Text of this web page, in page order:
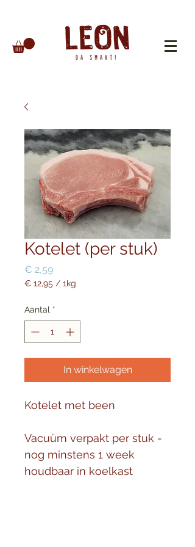
Kotelet (per stuk)
€ 2,59Prijs
€ 12,95 / 1kg
per
Kilogram
Aantal *
In winkelwagen
Kotelet met been
Vacuüm verpakt per stuk -
nog minstens 1 week
houdbaar in koelkast